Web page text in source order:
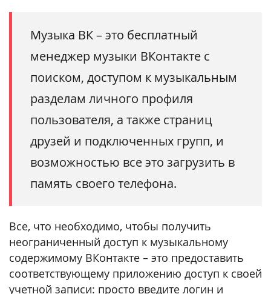
Музыка ВК – это бесплатный
менеджер музыки ВКонтакте с
поиском, доступом к музыкальным
разделам личного профиля
пользователя, а также страниц
друзей и подключенных групп, и
возможностью все это загрузить в
память своего телефона.
Все, что необходимо, чтобы получить
неограниченный доступ к музыкальному
содержимому ВКонтакте – это предоставить
соответствующему приложению доступ к своей
учетной записи: просто введите логин и